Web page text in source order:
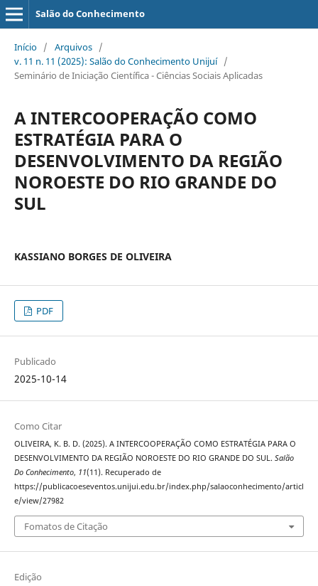
Salão do Conhecimento
Início / Arquivos /
v. 11 n. 11 (2025): Salão do Conhecimento Unijuí /
Seminário de Iniciação Científica - Ciências Sociais Aplicadas
A INTERCOOPERAÇÃO COMO
ESTRATÉGIA PARA O
DESENVOLVIMENTO DA REGIÃO
NOROESTE DO RIO GRANDE DO
SUL
KASSIANO BORGES DE OLIVEIRA
PDF
Publicado
2025-10-14
Como Citar
OLIVEIRA, K. B. D. (2025). A INTERCOOPERAÇÃO COMO ESTRATÉGIA PARA O
DESENVOLVIMENTO DA REGIÃO NOROESTE DO RIO GRANDE DO SUL. Salão
Do Conhecimento, 11(11). Recuperado de
https://publicacoeseventos.unijui.edu.br/index.php/salaoconhecimento/articl
e/view/27982
Fomatos de Citação
Edição